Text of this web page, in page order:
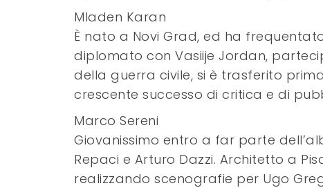
Mladen Karan
È nato a Novi Grad, ed ha
diplomato con Vasiije Jordan,
della guerra civile, si è trasferito
crescente successo di critica e di
Marco Sereni
Giovanissimo entro a far parte
Repaci e Arturo Dazzi. Architetto a
realizzando scenografie per Ugo